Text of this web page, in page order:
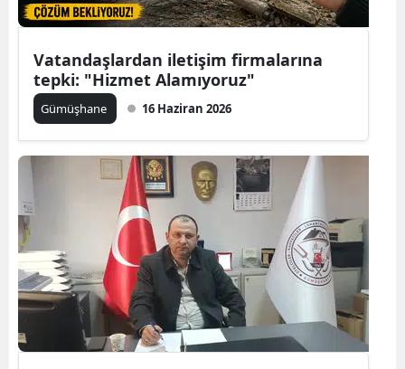
Diyarbakır
Edirne
Erzurum
Eskişehir
Gaziantep
Giresun
Gümüşhane
Hakkari
Vatandaşlardan iletişim firmalarına
tepki: "Hizmet Alamıyoruz"
Gümüşhane 16 Haziran 2026